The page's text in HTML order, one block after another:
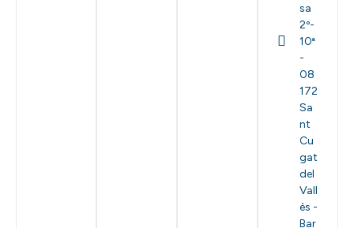
sa
2º-
10ª
-
08
172
Sa
nt
Cu
gat
del
Vall
ès -
Bar